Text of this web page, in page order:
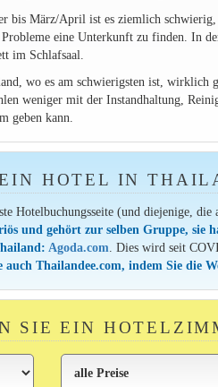
bis März/April ist es ziemlich
eine Unterkunft zu finden. In
im Schlafsaal.
wo es am schwierigsten ist, wirklich
weniger mit der Instandhaltung,
geben kann.
HOTEL IN
Hotelbuchungsseite (und diejenige,
und gehört zur selben Gruppe, sie
Agoda.com . Dies wird seit
Thailandee.com, indem Sie die
SIE EIN